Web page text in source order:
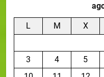
L M X
3
4 5